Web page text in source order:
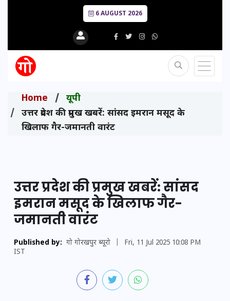
6 AUGUST 2026
Home
यूपी
उत्तर प्रदेश की प्रमुख खबरें: सांसद इमरान मसूद के
खिलाफ गैर-जमानती वारंट
उत्तर प्रदेश की प्रमुख खबरें: सांसद
इमरान मसूद के खिलाफ गैर-
जमानती वारंट
Published by: गो गोरखपुर ब्यूरो
Fri, 11 Jul 2025 10:08 PM
IST